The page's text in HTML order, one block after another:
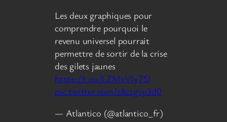
Les deux graphiques pour
comprendre pourquoi le
revenu universel pourrait
permettre de sortir de la crise
des gilets jaunes
https://t.co/LZMvVIy75l
pic.twitter.com/z8czgvp3d0
— Atlantico (@atlantico_fr)